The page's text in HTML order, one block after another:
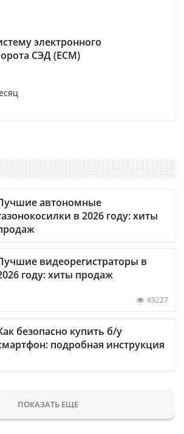
электронного
СЭД (ECM)
автономные
в 2026 году: хиты
видеорегистраторы в
году: хиты продаж
49227
безопасно купить б/у
подробная инструкция
ПОКАЗАТЬ ЕЩЕ